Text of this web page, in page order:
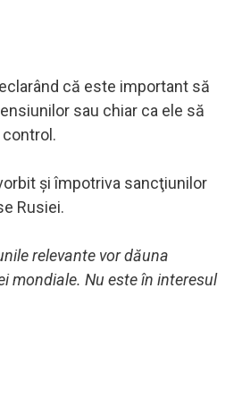
că este important să
sau chiar ca ele să
şi împotriva sancţiunilor
Rusiei.
relevante vor dăuna
mondiale. Nu este în interesul